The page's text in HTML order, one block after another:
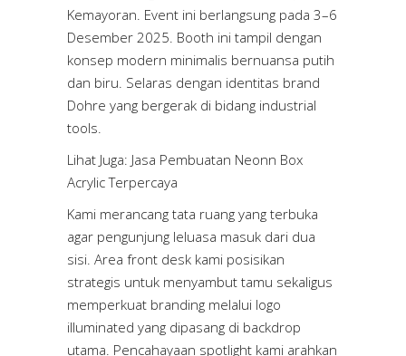
Kemayoran. Event ini berlangsung pada 3–6
Desember 2025. Booth ini tampil dengan
konsep modern minimalis bernuansa putih
dan biru. Selaras dengan identitas brand
Dohre yang bergerak di bidang industrial
tools.
Lihat Juga: Jasa Pembuatan Neonn Box
Acrylic Terpercaya
Kami merancang tata ruang yang terbuka
agar pengunjung leluasa masuk dari dua
sisi. Area front desk kami posisikan
strategis untuk menyambut tamu sekaligus
memperkuat branding melalui logo
illuminated yang dipasang di backdrop
utama. Pencahayaan spotlight kami arahkan